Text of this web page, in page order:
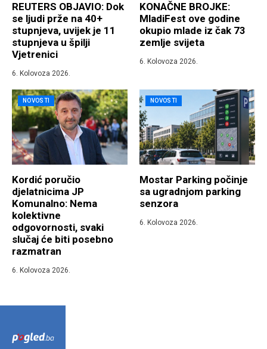
REUTERS OBJAVIO: Dok
se ljudi prže na 40+
stupnjeva, uvijek je 11
stupnjeva u špilji
Vjetrenici
6. Kolovoza 2026.
KONAČNE BROJKE:
MladiFest ove godine
okupio mlade iz čak 73
zemlje svijeta
6. Kolovoza 2026.
NOVOSTI
Kordić poručio
djelatnicima JP
Komunalno: Nema
kolektivne
odgovornosti, svaki
slučaj će biti posebno
razmatran
6. Kolovoza 2026.
NOVOSTI
Mostar Parking počinje
sa ugradnjom parking
senzora
6. Kolovoza 2026.